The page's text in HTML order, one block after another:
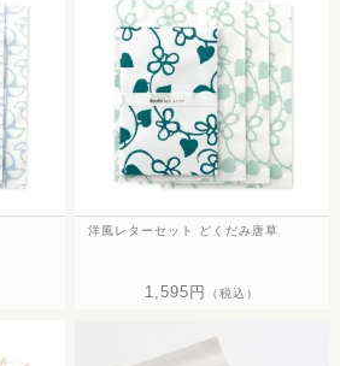
洋風レターセット どくだみ唐草
1,595円 （税込）